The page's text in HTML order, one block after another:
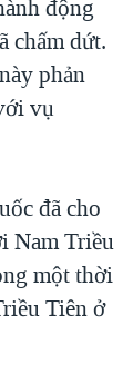
động
chấm dứt.
phản
vụ
đã cho
Nam Triều
một thời
Tiên ở